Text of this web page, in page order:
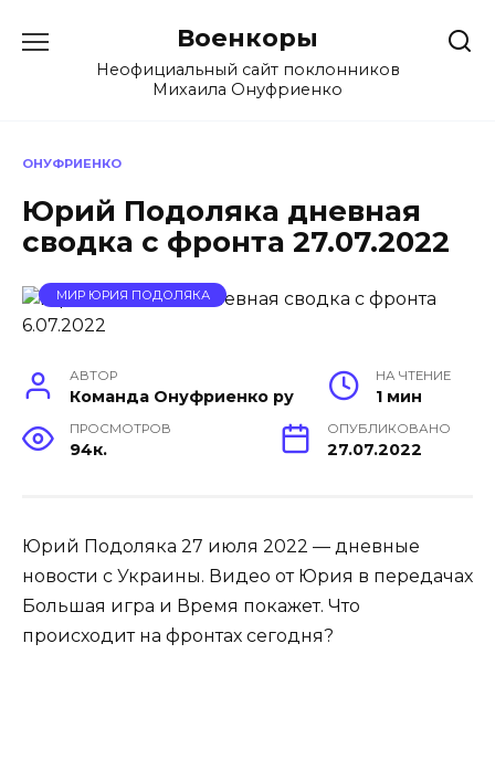
содержанию
Военкоры
Неофициальный сайт поклонников
Михаила Онуфриенко
ОНУФРИЕНКО
Юрий Подоляка дневная
сводка с фронта 27.07.2022
МИР ЮРИЯ ПОДОЛЯКА
АВТОР
Команда Онуфриенко ру
НА ЧТЕНИЕ
1 мин
ПРОСМОТРОВ
94к.
ОПУБЛИКОВАНО
27.07.2022
Юрий Подоляка 27 июля 2022 — дневные
новости с Украины. Видео от Юрия в передачах
Большая игра и Время покажет. Что
происходит на фронтах сегодня?